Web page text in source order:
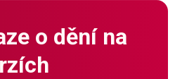
o dění na